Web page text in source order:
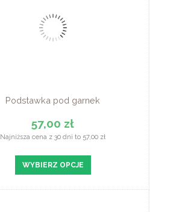
Podstawka pod garnek
57,00 zł
Najniższa cena z 30 dni to 57,00 zł
WYBIERZ OPCJE